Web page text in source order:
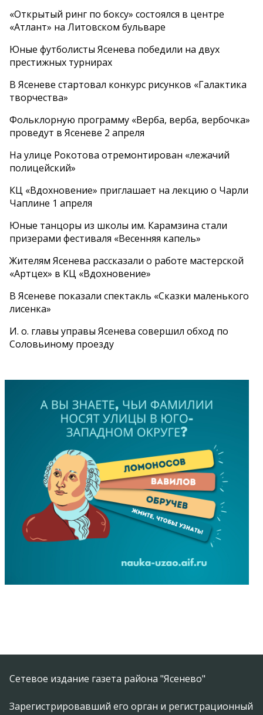
«Открытый ринг по боксу» состоялся в центре
«Атлант» на Литовском бульваре
Юные футболисты Ясенева победили на двух
престижных турнирах
В Ясеневе стартовал конкурс рисунков «Галактика
творчества»
Фольклорную программу «Верба, верба, вербочка»
проведут в Ясеневе 2 апреля
На улице Рокотова отремонтирован «лежачий
полицейский»
КЦ «Вдохновение» приглашает на лекцию о Чарли
Чаплине 1 апреля
Юные танцоры из школы им. Карамзина стали
призерами фестиваля «Весенняя капель»
Жителям Ясенева рассказали о работе мастерской
«Артцех» в КЦ «Вдохновение»
В Ясеневе показали спектакль «Сказки маленького
лисенка»
И. о. главы управы Ясенева совершил обход по
Соловьиному проезду
Сетевое издание газета района "Ясенево"
Зарегистрировавший его орган и регистрационный